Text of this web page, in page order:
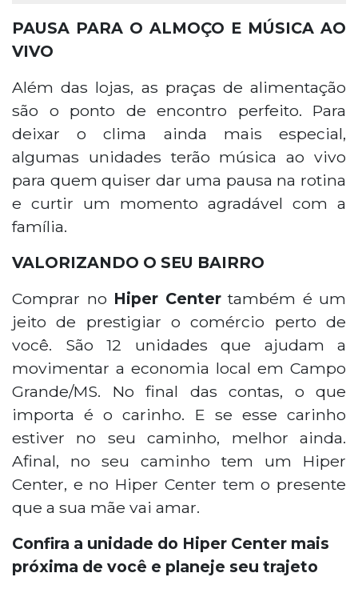
PAUSA PARA O ALMOÇO E MÚSICA AO
VIVO
Além das lojas, as praças de alimentação
são o ponto de encontro perfeito. Para
deixar o clima ainda mais especial,
algumas unidades terão música ao vivo
para quem quiser dar uma pausa na rotina
e curtir um momento agradável com a
família.
VALORIZANDO O SEU BAIRRO
Comprar no Hiper Centertambém é um
jeito de prestigiar o comércio perto de
você. São 12 unidades que ajudam a
movimentar a economia local em Campo
Grande/MS. No final das contas, o que
importa é o carinho. E se esse carinho
estiver no seu caminho, melhor ainda.
Afinal, no seu caminho tem um Hiper
Center, e no Hiper Center tem o presente
que a sua mãe vai amar.
Confira a unidade do Hiper Center mais
próxima de você e planeje seu trajeto